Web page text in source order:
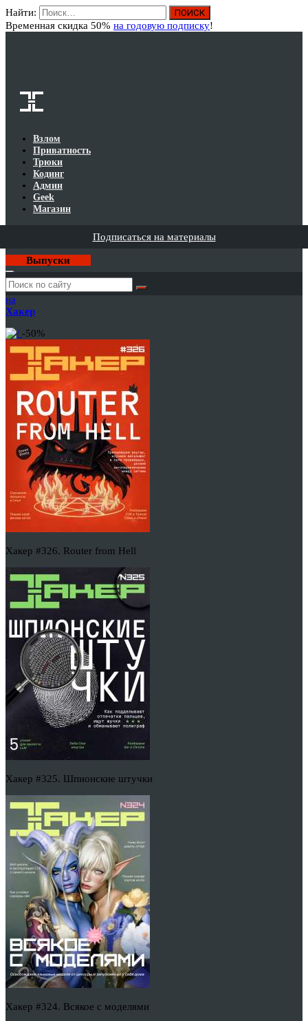
Найти:
Временная скидка 50% на годовую подписку!
Взлом
Приватность
Трюки
Кодинг
Админ
Geek
Магазин
Подписаться на материалы
Выпуски
Годовая
подписка
на
Хакер
-50%
Хакер #326. Router from Hell
Хакер #325. Шпионские штучки
Хакер #324. Всякое с моделями